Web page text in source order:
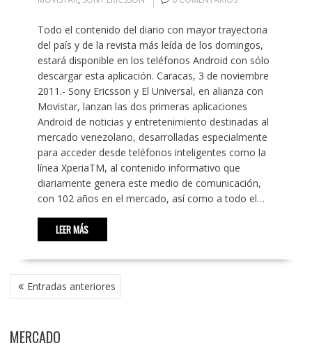
Todo el contenido del diario con mayor trayectoria
del país y de la revista más leída de los domingos,
estará disponible en los teléfonos Android con sólo
descargar esta aplicación. Caracas, 3 de noviembre
2011.- Sony Ericsson y El Universal, en alianza con
Movistar, lanzan las dos primeras aplicaciones
Android de noticias y entretenimiento destinadas al
mercado venezolano, desarrolladas especialmente
para acceder desde teléfonos inteligentes como la
línea XperiaTM, al contenido informativo que
diariamente genera este medio de comunicación,
con 102 años en el mercado, así como a todo el…
LEER MÁS
NAVEGACIÓN
DE Entradas anteriores
MERCADO